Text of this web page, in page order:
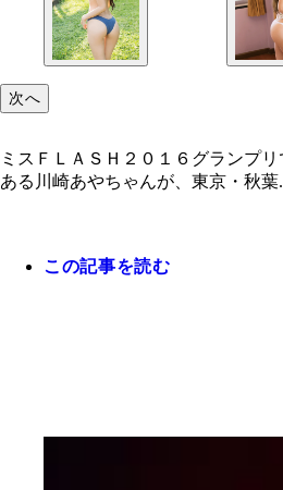
次へ
ミスＦＬＡＳＨ２０１６グランプ
ある川崎あやちゃんが、東京・秋葉
この記事を読む